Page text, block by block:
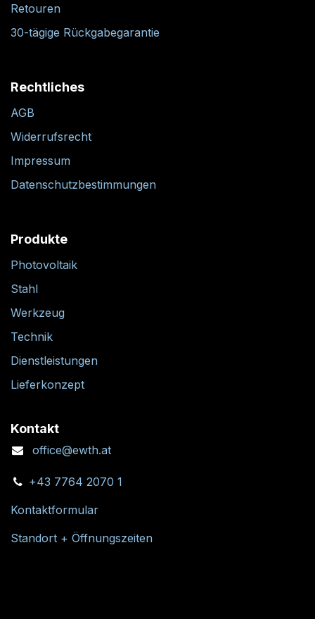
Retouren
30-tägige Rückgabegarantie
Rechtliches
AGB
Widerrufsrecht
Impressum
Datenschutzbestimmungen
Produkte
Photovoltaik
Stahl
Werkzeug
Technik
Dienstleistungen
Lieferkonzept
Kontakt
office@ewth.at
+43 7764 2070 1
Kontaktformular
Standort + Öffnungszeiten